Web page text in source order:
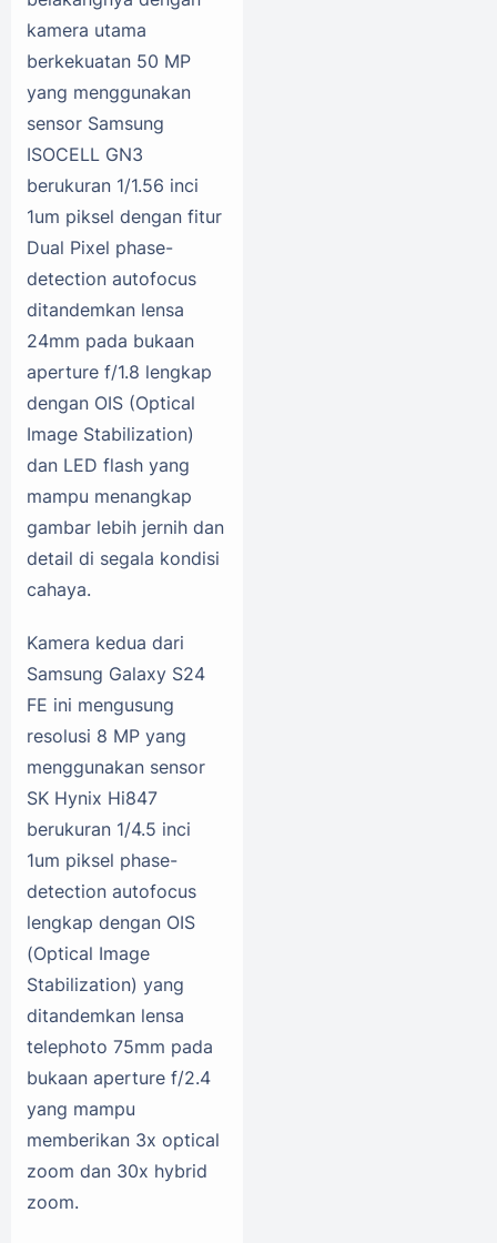
kamera utama
berkekuatan 50 MP
yang menggunakan
sensor Samsung
ISOCELL GN3
berukuran 1/1.56 inci
1um piksel dengan fitur
Dual Pixel phase-
detection autofocus
ditandemkan lensa
24mm pada bukaan
aperture f/1.8 lengkap
dengan OIS (Optical
Image Stabilization)
dan LED flash yang
mampu menangkap
gambar lebih jernih dan
detail di segala kondisi
cahaya.
Kamera kedua dari
Samsung Galaxy S24
FE ini mengusung
resolusi 8 MP yang
menggunakan sensor
SK Hynix Hi847
berukuran 1/4.5 inci
1um piksel phase-
detection autofocus
lengkap dengan OIS
(Optical Image
Stabilization) yang
ditandemkan lensa
telephoto 75mm pada
bukaan aperture f/2.4
yang mampu
memberikan 3x optical
zoom dan 30x hybrid
zoom.